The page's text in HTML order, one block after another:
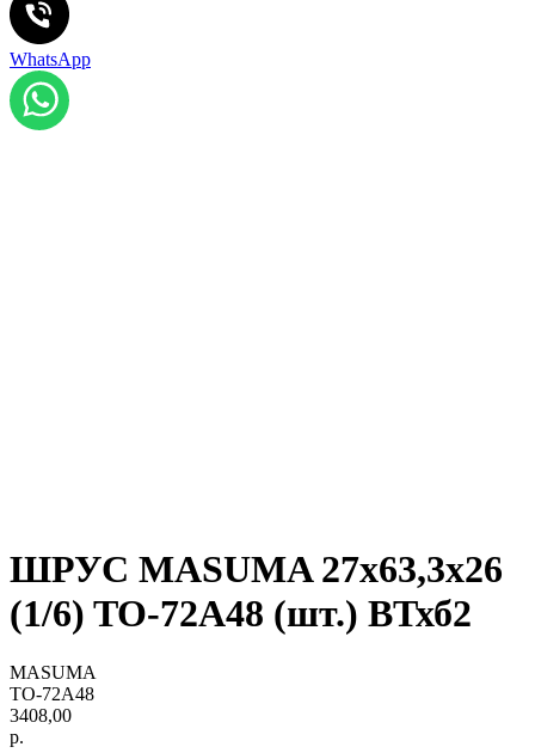
WhatsApp
ШРУС MASUMA 27x63,3x26
(1/6) TO-72A48 (шт.) ВТхб2
MASUMA
TO-72A48
3408,00
р.